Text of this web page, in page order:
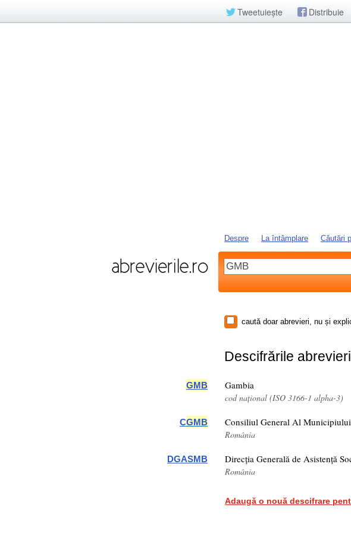
Tweetuiește Distribuie
Despre La întâmplare Căutări
caută doar abrevieri, nu și
Descifrările
GMB Gambia
cod național (ISO 3166-1 alpha-3)
CGMB Consiliul General Al
România
DGASMB Direcția Generală de Asistență
România
Adaugă o nouă descifrare